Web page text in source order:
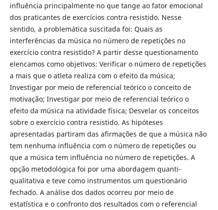
influência principalmente no que tange ao fator emocional
dos praticantes de exercícios contra resistido. Nesse
sentido, a problemática suscitada foi: Quais as
interferências da música no número de repetições no
exercício contra resistido? A partir desse questionamento
elencamos como objetivos: Verificar o número de repetições
a mais que o atleta realiza com o efeito da música;
Investigar por meio de referencial teórico o conceito de
motivação; Investigar por meio de referencial teórico o
efeito da música na atividade física; Desvelar os conceitos
sobre o exercício contra resistido. As hipóteses
apresentadas partiram das afirmações de que a música não
tem nenhuma influência com o número de repetições ou
que a música tem influência no número de repetições. A
opção metodológica foi por uma abordagem quanti-
qualitativa e teve como instrumentos um questionário
fechado. A análise dos dados ocorreu por meio de
estatística e o confronto dos resultados com o referencial